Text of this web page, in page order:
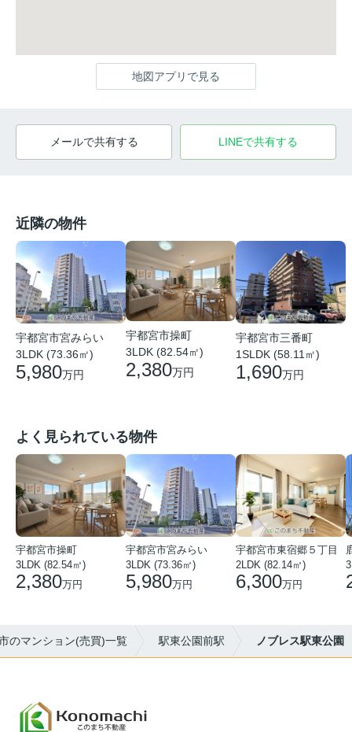
地図アプリで見る
メールで共有する LINEで共有する
近隣の物件
宇都宮市宮みらい
3LDK (73.36㎡)
5,980万円
宇都宮市操町
3LDK (82.54㎡)
2,380万円
宇都宮市三番町
1SLDK (58.11㎡)
1,690万円
よく見られている物件
宇都宮市操町
3LDK (82.54㎡)
2,380万円
宇都宮市宮みらい
3LDK (73.36㎡)
5,980万円
宇都宮市東宿郷５丁目
2LDK (82.14㎡)
6,300万円
のマンション(売買)一覧 駅東公園前駅 ノブレス駅東公園